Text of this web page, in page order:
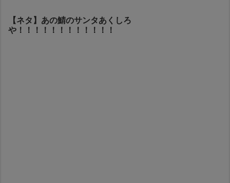
【ネタ】あの鯖のサンタあくしろ
や！！！！！！！！！！！！